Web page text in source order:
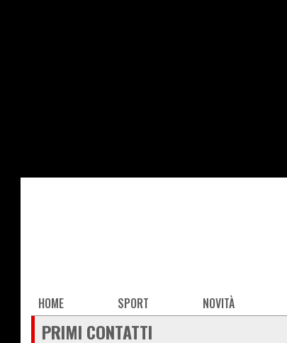
Main
navigation
HOME SPORT NOVITÀ
PRIMI CONTATTI